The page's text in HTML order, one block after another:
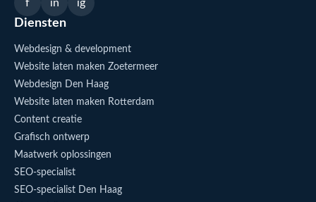
f in ig
Diensten
Webdesign & development
Website laten maken Zoetermeer
Webdesign Den Haag
Website laten maken Rotterdam
Content creatie
Grafisch ontwerp
Maatwerk oplossingen
SEO-specialist
SEO-specialist Den Haag